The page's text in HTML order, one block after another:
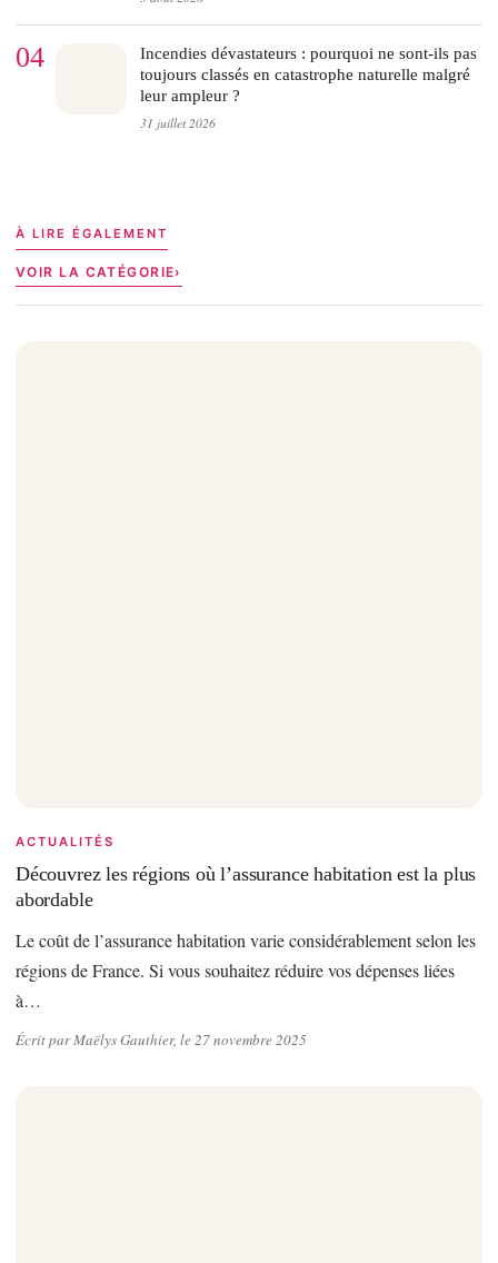
04
Incendies dévastateurs : pourquoi ne sont-ils pas
toujours classés en catastrophe naturelle malgré
leur ampleur ?
31 juillet 2026
À LIRE ÉGALEMENT
VOIR LA CATÉGORIE
ACTUALITÉS
Découvrez les régions où l’assurance habitation est la plus
abordable
Le coût de l’assurance habitation varie considérablement selon les
régions de France. Si vous souhaitez réduire vos dépenses liées
à…
Écrit par Maëlys Gauthier, le 27 novembre 2025